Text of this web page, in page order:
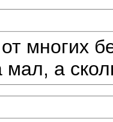
многих
мал, а